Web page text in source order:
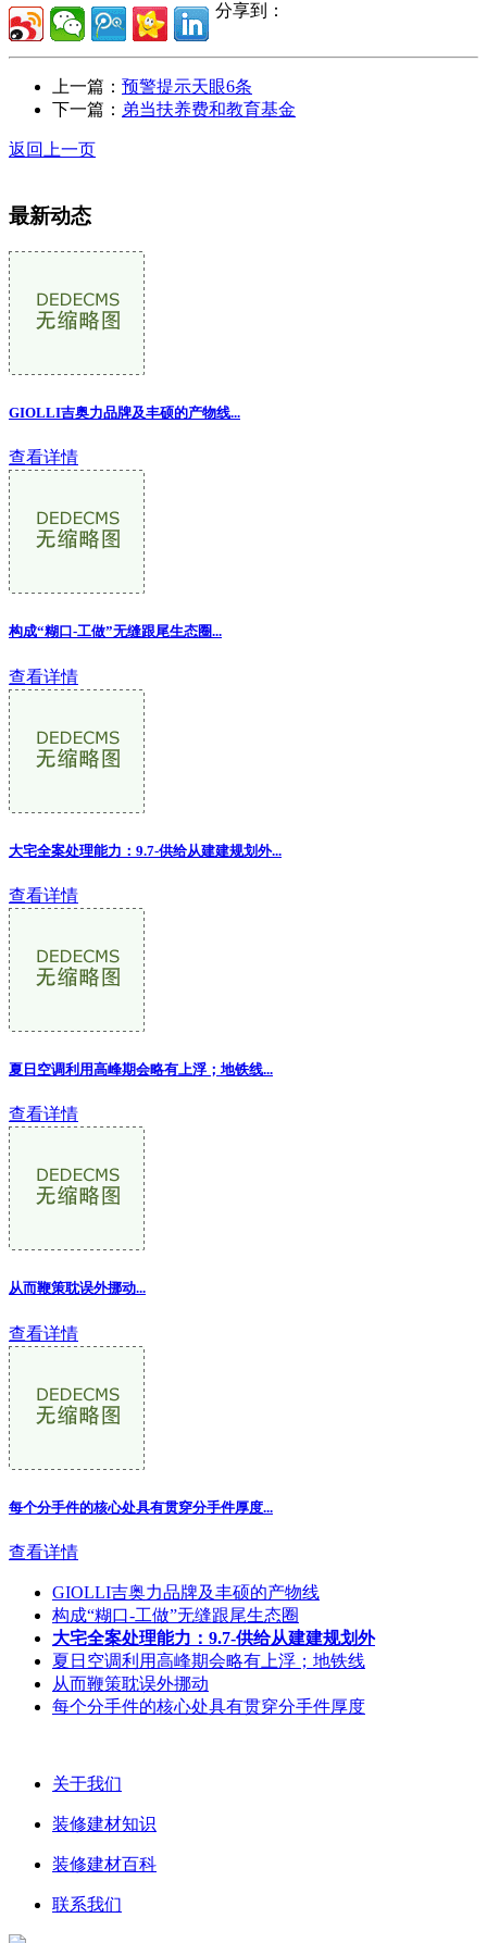
分享到：
上一篇： 预警提示天眼6条
下一篇： 弟当扶养费和教育基金
返回上一页
最新动态
GIOLLI吉奥力品牌及丰硕的产物线...
查看详情
构成“糊口-工做”无缝跟尾生态圈...
查看详情
大宅全案处理能力：9.7-供给从建建规划外...
查看详情
夏日空调利用高峰期会略有上浮；地铁线...
查看详情
从而鞭策耽误外挪动...
查看详情
每个分手件的核心处具有贯穿分手件厚度...
查看详情
GIOLLI吉奥力品牌及丰硕的产物线
构成“糊口-工做”无缝跟尾生态圈
大宅全案处理能力：9.7-供给从建建规划外
夏日空调利用高峰期会略有上浮；地铁线
从而鞭策耽误外挪动
每个分手件的核心处具有贯穿分手件厚度
关于我们
装修建材知识
装修建材百科
联系我们